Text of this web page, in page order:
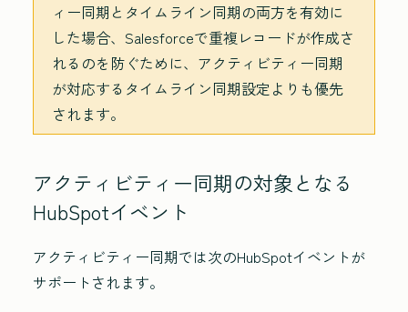
ィー同期とタイムライン同期の両方を有効に
した場合、Salesforceで重複レコードが作成さ
れるのを防ぐために、アクティビティー同期
が対応するタイムライン同期設定よりも優先
されます。
アクティビティー同期の対象となる
HubSpotイベント
アクティビティー同期では次のHubSpotイベントが
サポートされます。